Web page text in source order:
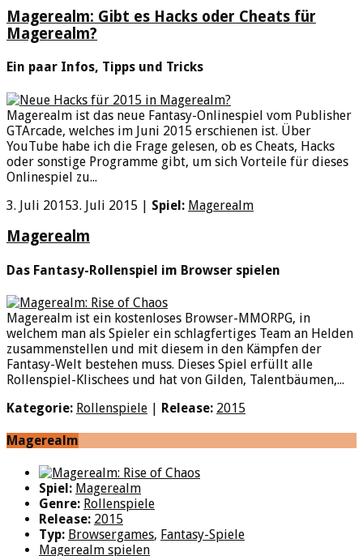
Magerealm: Gibt es Hacks oder Cheats für
Magerealm?
Ein paar Infos, Tipps und Tricks
Magerealm ist das neue Fantasy-Onlinespiel vom Publisher
GTArcade, welches im Juni 2015 erschienen ist. Über
YouTube habe ich die Frage gelesen, ob es Cheats, Hacks
oder sonstige Programme gibt, um sich Vorteile für dieses
Onlinespiel zu...
3. Juli 20153. Juli 2015 | Spiel: Magerealm
Magerealm
Das Fantasy-Rollenspiel im Browser spielen
Magerealm ist ein kostenloses Browser-MMORPG, in
welchem man als Spieler ein schlagfertiges Team an Helden
zusammenstellen und mit diesem in den Kämpfen der
Fantasy-Welt bestehen muss. Dieses Spiel erfüllt alle
Rollenspiel-Klischees und hat von Gilden, Talentbäumen,...
Kategorie: Rollenspiele | Release: 2015
Magerealm
Spiel: Magerealm
Genre: Rollenspiele
Release: 2015
Typ: Browsergames, Fantasy-Spiele
Magerealm spielen